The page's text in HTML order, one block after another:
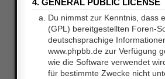
4. GENERAL PUBLIC LICENSE
Du nimmst zur Kenntnis, dass
(GPL) bereitgestellten Foren-
deutschsprachige
www.phpbb.de zur Verfügung
wie die Software verwendet
für bestimmte Zwecke nicht